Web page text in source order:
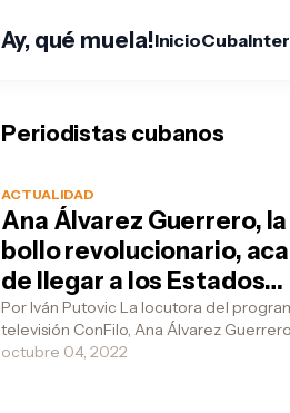
Ay, qué muela!InicioCuba
Periodistas cubanos
ACTUALIDAD
Ana Álvarez Guerrero, la
bollo revolucionario,
de llegar a los Estados
Unidos
Por Iván Putovic La locutora del programa de
televisión ConFilo, Ana Álvarez
quien se hiciera famosa por esas
octubre 04, 2022